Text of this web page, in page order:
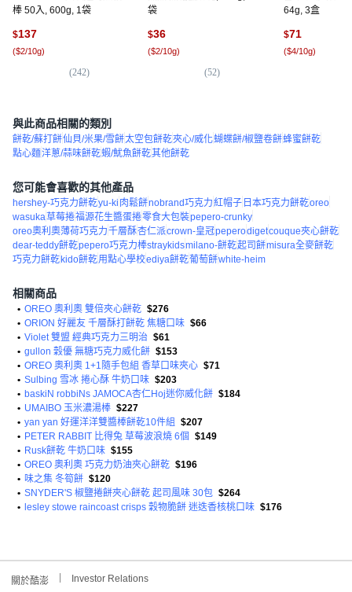
棒 50入, 600g, 1袋
$137
($2/10g)
(242)
袋
$36
($2/10g)
(52)
64g, 3盒
$71
($4/10g)
與此商品相關的類別
餅乾/蘇打餅仙貝/米果/雪餅太空包餅乾夾心/威化蝴蝶餅/椒鹽卷餅蜂蜜餅乾
點心麵洋蔥/蒜味餅乾蝦/魷魚餅乾其他餅乾
您可能會喜歡的其他產品
hershey-巧克力餅乾yu-ki 肉鬆餅nobrand巧克力紅帽子 日本巧克力餅乾oreo
wasuka草莓捲福源花生醬蛋捲零食大包裝pepero-crunky
oreo奧利奧薄荷巧克力千層酥杏仁派crown-皇冠peperodigetcouque夾心餅乾
dear-teddy餅乾pepero巧克力棒straykidsmilano-餅乾起司餅misura全麥餅乾
巧克力餅乾 kido餅乾用點心學校ediya餅乾葡萄餅white-heim
相關商品
• OREO 奧利奧 雙倍夾心餅乾 $276
• ORION 好麗友 千層酥打餅乾 焦糖口味 $66
• Violet 雙盟 經典巧克力三明治 $61
• gullon 穀優 無糖巧克力威化餅 $153
• OREO 奧利奧 1+1隨手包組 香草口味夾心 $71
• Sulbing 雪冰 捲心酥 牛奶口味 $203
• baskiN robbiNs JAMOCA杏仁Hoj迷你威化餅 $184
• UMAIBO 玉米濃湯棒 $227
• yan yan 好運洋洋雙醬棒餅乾10件組
$207
• PETER RABBIT 比得兔 草莓波浪燒 6個 $149
• Rusk餅乾 牛奶口味 $155
• OREO 奧利奧 巧克力奶油夾心餅乾 $196
• 味之集 冬筍餅 $120
• SNYDER'S 椒鹽捲餅夾心餅乾 起司風味 30包 $264
•
lesley stowe raincoast crisps 穀物脆餅 迷迭香核桃口味 $176
關於酷澎 Investor Relations